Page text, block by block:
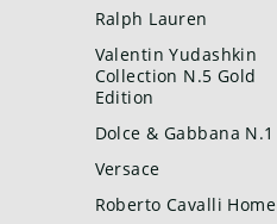
Ralph Lauren
Valentin Yudashkin
Collection N.5 Gold
Edition
Dolce & Gabbana N.1
Versace
Roberto Cavalli Home